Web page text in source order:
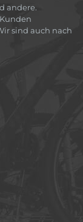
andere.
sind auch nach